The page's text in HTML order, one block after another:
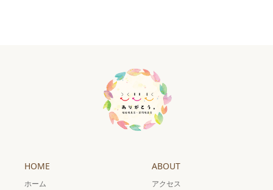
HOME
ホーム
ABOUT
アクセス